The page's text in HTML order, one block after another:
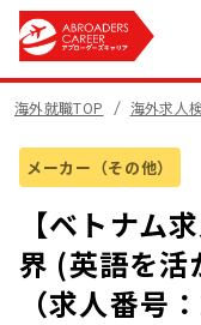
海外就職TOP 海外求人
メーカー（その他）
【ベトナム
界 (英語を
（求人番号